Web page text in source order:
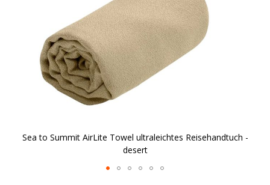
Sea to Summit AirLite Towel ultraleichtes Reisehandtuch -
desert